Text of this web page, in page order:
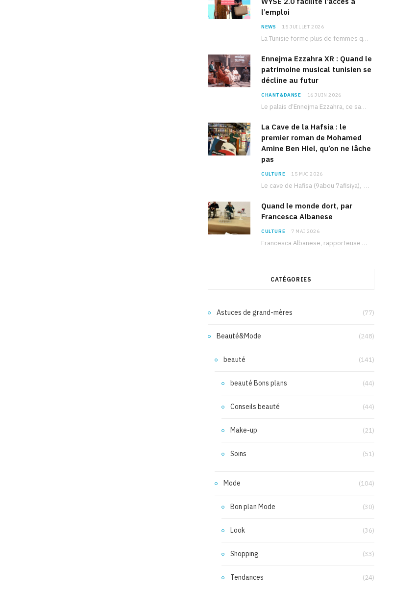
l’emploi
NEWS 15 JUILLET 2026
La Tunisie forme plus de femmes que d’hommes dans les filières scientifiques. Pourtant, pour beaucoup…
Ennejma Ezzahra XR : Quand le
patrimoine musical tunisien se
décline au futur
CHANT&DANSE 16 JUIN 2026
Le palais d’Ennejma Ezzahra, ce sanctuaire de la musique tunisienne et méditerranéenne construit par le…
La Cave de la Hafsia : le
premier roman de Mohamed
Amine Ben Hlel, qu’on ne lâche
pas
CULTURE 15 MAI 2026
Le cave de Hafisa (9abou 7afisiya), premier roman du journaliste tunisien Mohamed Amine Ben Hlel,…
Quand le monde dort, par
Francesca Albanese
CULTURE 7 MAI 2026
Francesca Albanese, rapporteuse spéciale de l’ONU sur les territoires palestiniens occupés, était à Tunis pour…
CATÉGORIES
Astuces de grand-mères (77)
Beauté&Mode (248)
beauté (141)
beauté Bons plans (44)
Conseils beauté (44)
Make-up (21)
Soins (51)
Mode (104)
Bon plan Mode (30)
Look (36)
Shopping (33)
Tendances (24)